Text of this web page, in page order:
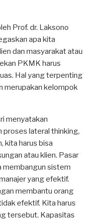
Prof. dr. Laksono
apa kita
dan masyarakat atau
PKMK harus
Hal yang terpenting
merupakan kelompok
menyatakan
proses lateral thinking,
kita harus bisa
atau klien. Pasar
membangun sistem
yang efektif.
membantu orang
efektif. Kita harus
tersebut. Kapasitas